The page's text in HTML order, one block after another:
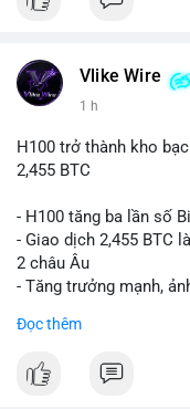
📰 Nguồn: CoinDesk
Vlike Wire
1 h
H100 trở thành kho
2,455 BTC
- H100 tăng ba lần số
- Giao dịch 2,455 BTC
2 châu Âu
- Tăng trưởng mạnh,
#binancesquare
$btc
Đọc thêm